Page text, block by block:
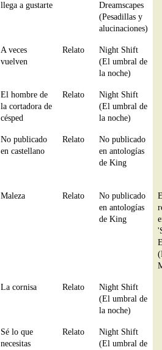
llega a gustarte
Dreamscapes
(Pesadillas y
alucinaciones)
A veces
vuelven
Relato
Night Shift
(El umbral de
la noche)
El hombre de
la cortadora de
césped
Relato
Night Shift
(El umbral de
la noche)
No publicado
en castellano
Relato
No publicado
en antologías
de King
Maleza Relato
No publicado
en antologías
de King
La cornisa Relato
Night Shift
(El umbral de
la noche)
Sé lo que
necesitas
Relato
Night Shift
(El umbral de